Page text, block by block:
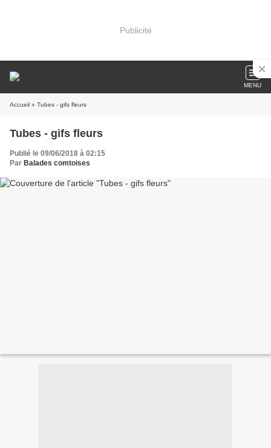
Publicité
MENU
Accueil » Tubes - gifs fleurs
Tubes - gifs fleurs
Publié le 09/06/2018 à 02:15
Par Balades comtoises